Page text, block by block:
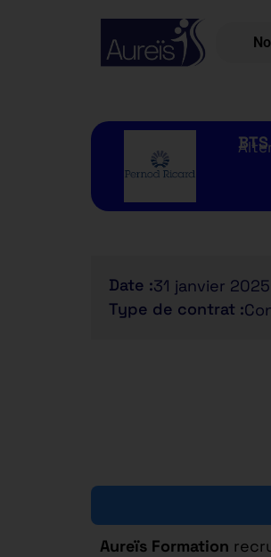
Date :31 janvier 2025
Type de contrat :
Aureïs Formation